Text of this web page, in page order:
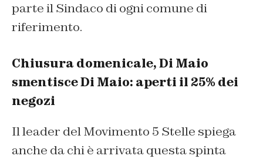
parte il Sindaco di ogni comune di
riferimento.
Chiusura domenicale, Di Maio
smentisce Di Maio: aperti il 25% dei
negozi
Il leader del Movimento 5 Stelle spiega
anche da chi è arrivata questa spinta